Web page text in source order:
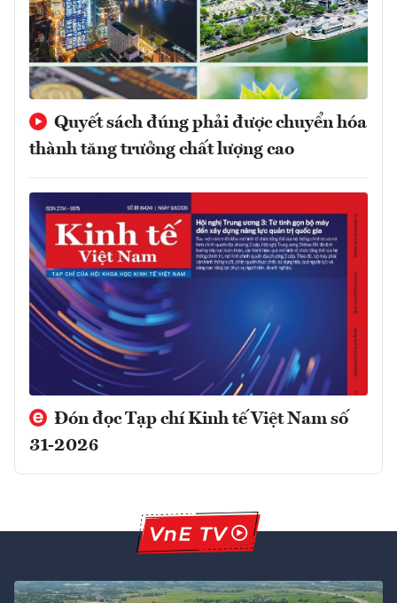
Quyết sách đúng phải được chuyển hóa
thành tăng trưởng chất lượng cao
Đón đọc Tạp chí Kinh tế Việt Nam số
31-2026